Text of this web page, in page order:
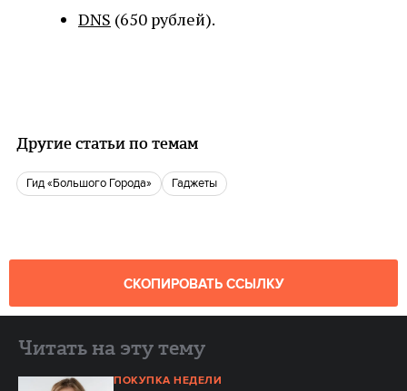
DNS (650 рублей).
Другие статьи по темам
Гид «Большого Города» гаджеты
СКОПИРОВАТЬ ССЫЛКУ
Читать на эту тему
ПОКУПКА НЕДЕЛИ